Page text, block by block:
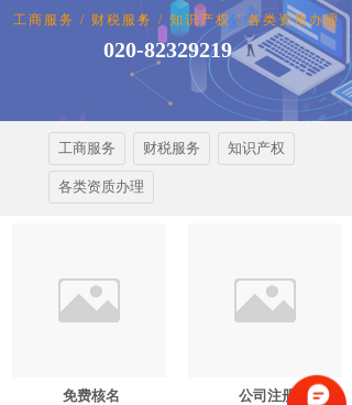
工商服务 / 财税服务 / 知识产权 / 各类资质办理
020-82329219
工商服务 财税服务 知识产权
各类资质办理
免费核名 公司注册